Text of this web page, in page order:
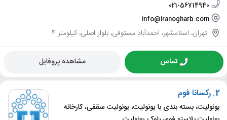
021-56714940
info@iranogharb.com
تهران، اسلامشهر، احمدآباد مستوفی، بلوار اصلی، کیلومتر 4
تماس مشاهده پروفایل
2. رکسانا فوم
یونولیت، بسته بندی با یونولیت، یونولیت سقفی، کارخانه